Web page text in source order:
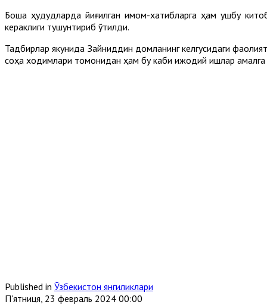
Бошқа ҳудудларда йиғилган имом-хатибларга ҳам ушбу
кераклиги тушунтириб ўтилди.
Тадбирлар якунида Зайниддин домланинг келгусидаги
соҳа ходимлари томонидан ҳам бу каби ижодий ишлар амалга
Published in Ўзбекистон янгиликлари
П'ятниця, 23 февраль 2024 00:00